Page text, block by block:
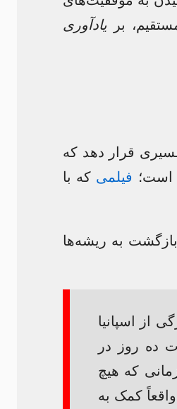
بریادآوری
قرار دهد که
است؛ فیلمی که با
به ریشه‌ها
از اسپانیا
ده روز در
که هیچ
کمک به